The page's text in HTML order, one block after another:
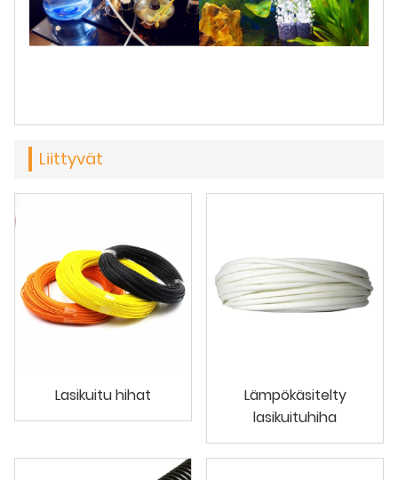
Liittyvät
Lasikuitu hihat
Lämpökäsitelty
lasikuituhiha